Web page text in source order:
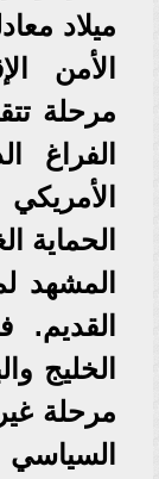
ميلاد
الأمن
مرحلة
الفراغ
الحماية
المشهد
القديم.
الخليج
مرحلة